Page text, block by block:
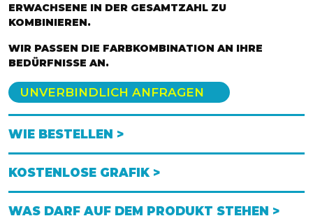
ERWACHSENE IN DER GESAMTZAHL ZU
KOMBINIEREN.
WIR PASSEN DIE FARBKOMBINATION AN IHRE
BEDÜRFNISSE AN.
UNVERBINDLICH ANFRAGEN
WIE BESTELLEN >
KOSTENLOSE GRAFIK >
WAS DARF AUF DEM PRODUKT STEHEN >